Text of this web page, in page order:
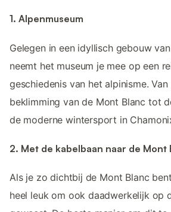
1. Alpenmuseum
Gelegen in een idyllisch gebouw
neemt het museum je mee op een
geschiedenis van het alpinisme.
beklimming van de Mont Blanc tot
de moderne wintersport in
2. Met de kabelbaan naar de Mont
Als je zo dichtbij de Mont Blanc
heel leuk om ook daadwerkelijk op